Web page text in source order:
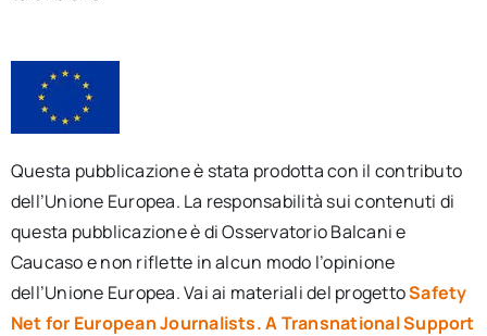
Questa pubblicazione è stata prodotta con il contributo
dell’Unione Europea. La responsabilità sui contenuti di
questa pubblicazione è di Osservatorio Balcani e
Caucaso e non riflette in alcun modo l’opinione
dell’Unione Europea. Vai ai materiali del progettoSafety
Net for European Journalists. A Transnational Support